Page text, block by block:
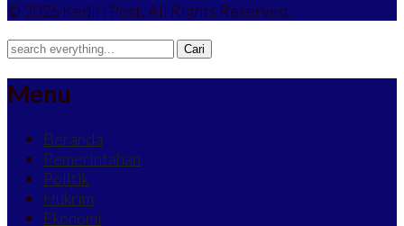
© 2026 Kediri Post. All Rights Reserved.
Menu
Beranda
Pemerintahan
Politik
Hukrim
Ekonomi